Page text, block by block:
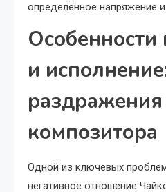
определённое напряжение
Особенности
и
раздражения
композитора
Одной из ключевых
негативное отношение